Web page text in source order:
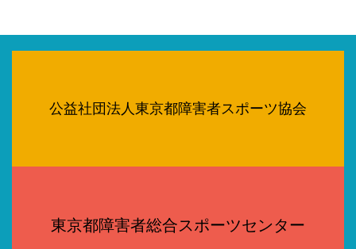
公益社団法人東京都障害者スポーツ協会
東京都障害者総合スポーツセンター